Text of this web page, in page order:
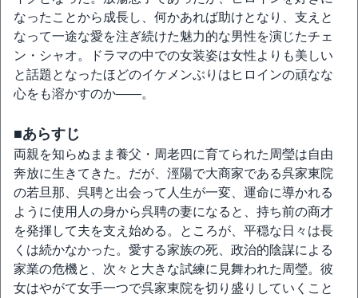
なったことから成長し、何かあれば助けとなり、支えと
なって一途な愛を注ぎ続けた魅力的な男性を演じたチェ
ン・シャオ。ドラマの中での女装姿は女性よりも美しい
と話題となったほどのイケメンぶりはヒロインの頑なな
心をも溶かすのか――。
■あらすじ
両親を知らぬまま養父・周老四に育てられた周瑩は自由
奔放に生きてきた。だが、涇陽で大商家である呉家東院
の若旦那、呉聘と出会って人生が一変、運命に導かれる
ように使用人の身から呉聘の妻になると、持ち前の商才
を発揮して夫を支え始める。ところが、平穏な日々は長
くは続かなかった。愛する家族の死、政治的陰謀による
家業の危機と、次々と大きな試練に見舞われた周瑩。彼
女はやがて女手一つで呉家東院を切り盛りしていくこと